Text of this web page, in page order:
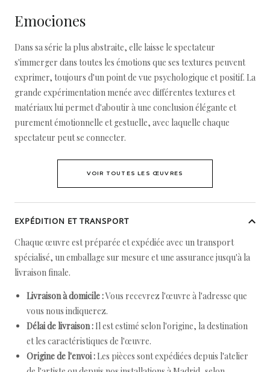
Emociones
Dans sa série la plus abstraite, elle laisse le spectateur
s'immerger dans toutes les émotions que ses textures peuvent
exprimer, toujours d'un point de vue psychologique et positif. La
grande expérimentation menée avec différentes textures et
matériaux lui permet d'aboutir à une conclusion élégante et
purement émotionnelle et gestuelle, avec laquelle chaque
spectateur peut se connecter.
VOIR TOUTES LES ŒUVRES
EXPÉDITION ET TRANSPORT
Chaque œuvre est préparée et expédiée avec un transport
spécialisé, un emballage sur mesure et une assurance jusqu'à la
livraison finale.
Livraison à domicile :Vous recevrez l'œuvre à l'adresse que
vous nous indiquerez.
Délai de livraison : Il est estimé selon l'origine, la destination
et les caractéristiques de l'œuvre.
Origine de l'envoi : Les pièces sont expédiées depuis l'atelier